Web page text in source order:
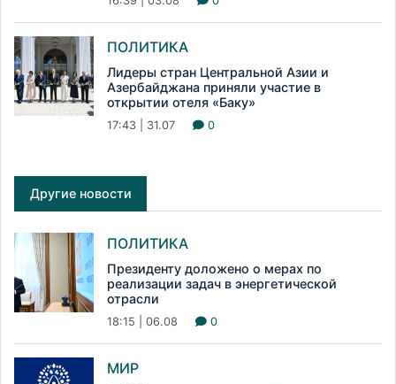
ПОЛИТИКА
Лидеры стран Центральной Азии и
Азербайджана приняли участие в
открытии отеля «Баку»
17:43 | 31.07 0
Другие новости
ПОЛИТИКА
Президенту доложено о мерах по
реализации задач в энергетической
отрасли
18:15 | 06.08 0
МИР